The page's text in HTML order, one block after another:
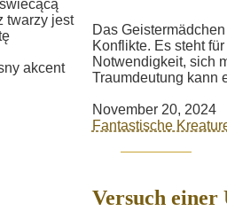
Das
Konflikte. Es steht
Notwendigkeit, sich
Traumdeutung kann
November 20, 2024
Fantastische
Versuch einer